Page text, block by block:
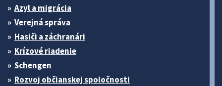
Azyl a migrácia
Verejná správa
Hasiči a záchranári
Krízové riadenie
Schengen
Rozvoj občianskej spoločnosti